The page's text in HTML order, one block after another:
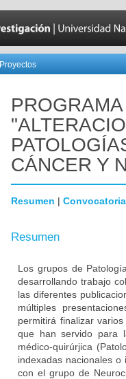
Proyectos
CÁNCER Y
Resumen | Convocatoria
Resumen
Los grupos de
desarrollando trabajo
las diferentes
múltiples
permitirá finalizar
que han servido para
médico-quirúrjica
indexadas nacionales
con el grupo de